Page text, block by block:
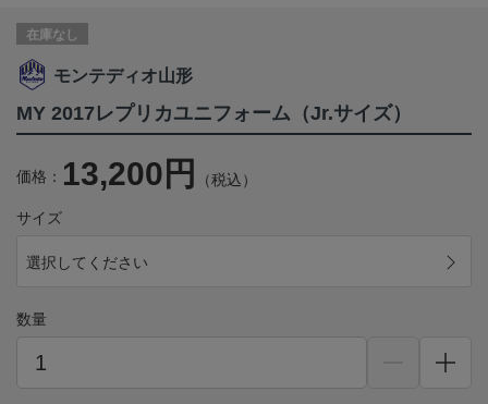
在庫なし
モンテディオ山形
MY 2017レプリカユニフォーム（Jr.サイズ）
価格： 13,200円 （税込）
サイズ
選択してください
数量